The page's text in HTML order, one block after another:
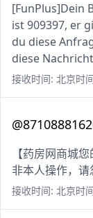
[FunPlus]Dein
ist 909397, er
du diese
diese
接收时间: 北京时
【药房网商城
非本人操作，请
接收时间: 北京时